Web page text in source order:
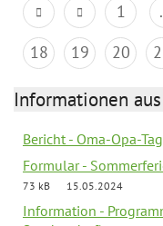
1
18
19 20
Informationen
Bericht - Oma-Opa-
Formular -
73 kB
15.05.2024
Information -